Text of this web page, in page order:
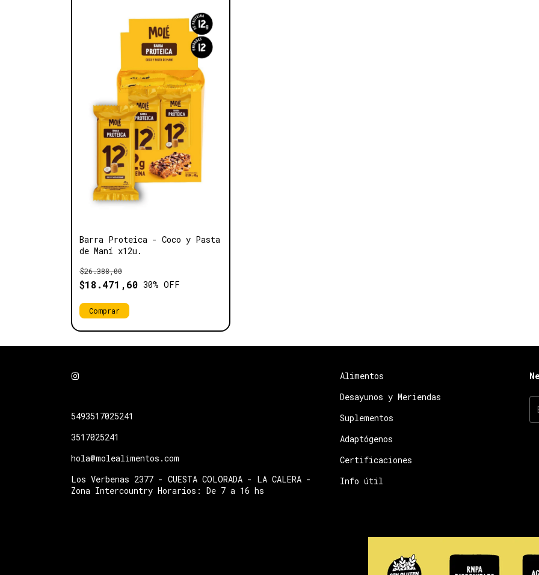
Barra Proteica - Coco y Pasta
de Maní x12u.
$18.471,60
$26.388,00
30% OFF
5493517025241
3517025241
hola@molealimentos.com
Los Verbenas 2377 - CUESTA COLORADA - LA CALERA -
Zona Intercountry Horarios: De 7 a 16 hs
Alimentos
Desayunos y Meriendas
Suplementos
Adaptógenos
Certificaciones
Info útil